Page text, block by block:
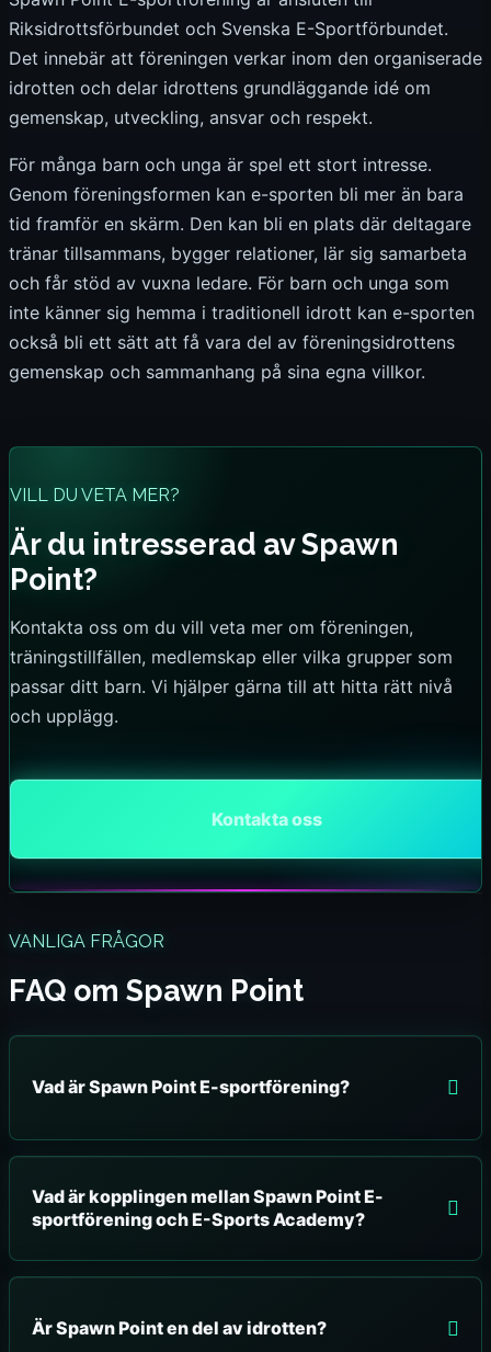
Riksidrottsförbundet och Svenska E-Sportförbundet.
Det innebär att föreningen verkar inom den organiserade
idrotten och delar idrottens grundläggande idé om
gemenskap, utveckling, ansvar och respekt.
För många barn och unga är spel ett stort intresse.
Genom föreningsformen kan e-sporten bli mer än bara
tid framför en skärm. Den kan bli en plats där deltagare
tränar tillsammans, bygger relationer, lär sig samarbeta
och får stöd av vuxna ledare. För barn och unga som
inte känner sig hemma i traditionell idrott kan e-sporten
också bli ett sätt att få vara del av föreningsidrottens
gemenskap och sammanhang på sina egna villkor.
VILL DU VETA MER?
Är du intresserad av Spawn
Point?
Kontakta oss om du vill veta mer om föreningen,
träningstillfällen, medlemskap eller vilka grupper som
passar ditt barn. Vi hjälper gärna till att hitta rätt nivå
och upplägg.
Kontakta oss
VANLIGA FRÅGOR
FAQ om Spawn Point
Vad är Spawn Point E-sportförening?
Vad är kopplingen mellan Spawn Point E-
sportförening och E-Sports Academy?
Är Spawn Point en del av idrotten?